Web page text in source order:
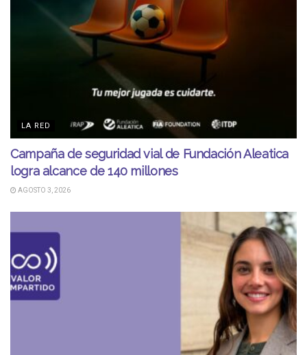
LA RED
Campaña de seguridad vial de Fundación Aleatica
logra alcance de 140 millones
AGOSTO 3, 2026